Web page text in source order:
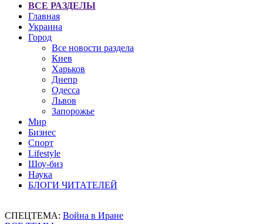
ВСЕ РАЗДЕЛЫ
Главная
Украина
Город
Все новости раздела
Киев
Харьков
Днепр
Одесса
Львов
Запорожье
Мир
Бизнес
Спорт
Lifestyle
Шоу-биз
Наука
БЛОГИ ЧИТАТЕЛЕЙ
СПЕЦТЕМА: Война в Иране